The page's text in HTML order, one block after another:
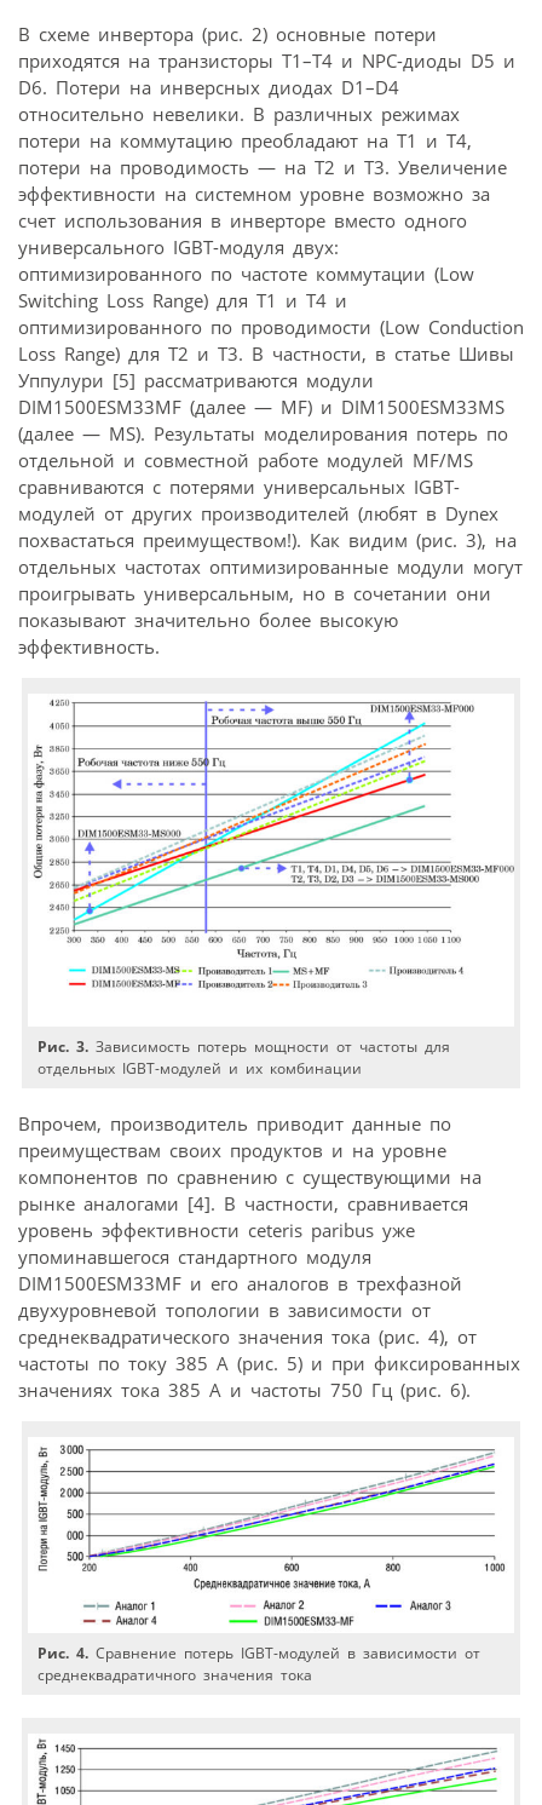
В схеме инвертора (рис. 2) основные потери
приходятся на транзисторы T1–T4 и NPC-диоды D5 и
D6. Потери на инверсных диодах D1–D4
относительно невелики. В различных режимах
потери на коммутацию преобладают на T1 и T4,
потери на проводимость — на T2 и T3. Увеличение
эффективности на системном уровне возможно за
счет использования в инверторе вместо одного
универсального IGBT-модуля двух:
оптимизированного по частоте коммутации (Low
Switching Loss Range) для T1 и T4 и
оптимизированного по проводимости (Low Conduction
Loss Range) для T2 и T3. В частности, в статье Шивы
Уппулури [5] рассматриваются модули
DIM1500ESM33MF (далее — MF) и DIM1500ESM33MS
(далее — MS). Результаты моделирования потерь по
отдельной и совместной работе модулей MF/MS
сравниваются с потерями универсальных IGBT-
модулей от других производителей (любят в Dynex
похвастаться преимуществом!). Как видим (рис. 3), на
отдельных частотах оптимизированные модули могут
проигрывать универсальным, но в сочетании они
показывают значительно более высокую
эффективность.
Рис. 3. Зависимость потерь мощности от частоты для
отдельных IGBT-модулей и их комбинации
Впрочем, производитель приводит данные по
преимуществам своих продуктов и на уровне
компонентов по сравнению с существующими на
рынке аналогами [4]. В частности, сравнивается
уровень эффективности ceteris paribus уже
упоминавшегося стандартного модуля
DIM1500ESM33MF и его аналогов в трехфазной
двухуровневой топологии в зависимости от
среднеквадратического значения тока (рис. 4), от
частоты по току 385 А (рис. 5) и при фиксированных
значениях тока 385 А и частоты 750 Гц (рис. 6).
Рис. 4. Сравнение потерь IGBT-модулей в зависимости от
среднеквадратичного значения тока